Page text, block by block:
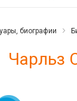
биографии
Чарльз